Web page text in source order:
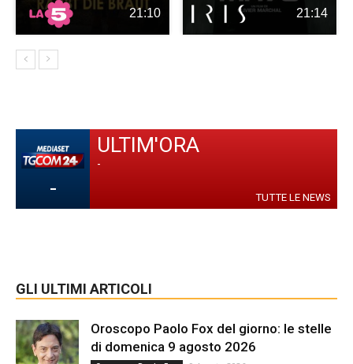
21:10 21:14
-
ULTIM'ORA
-
TUTTE LE NEWS
GLI ULTIMI ARTICOLI
Oroscopo Paolo Fox del giorno: le stelle
di domenica 9 agosto 2026